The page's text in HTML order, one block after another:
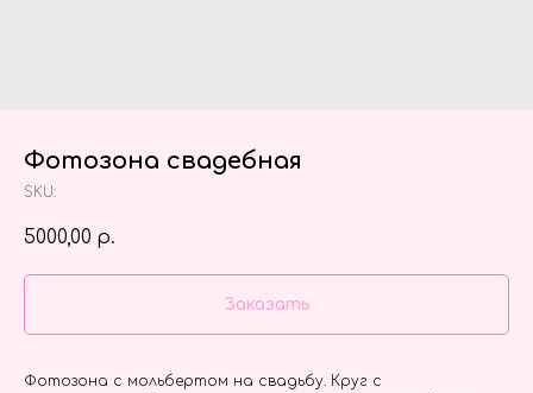
Фотозона свадебная
SKU:
5000,00 р.
Заказать
Фотозона с мольбертом на свадьбу. Круг с